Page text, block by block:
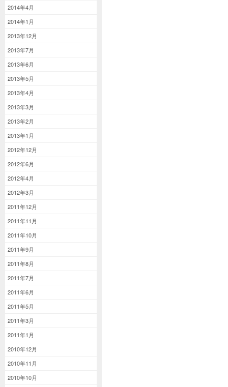
2014年4月
2014年1月
2013年12月
2013年7月
2013年6月
2013年5月
2013年4月
2013年3月
2013年2月
2013年1月
2012年12月
2012年6月
2012年4月
2012年3月
2011年12月
2011年11月
2011年10月
2011年9月
2011年8月
2011年7月
2011年6月
2011年5月
2011年3月
2011年1月
2010年12月
2010年11月
2010年10月